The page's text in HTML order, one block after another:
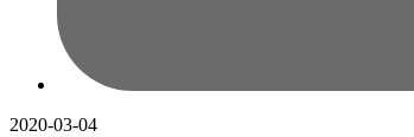
2020-03-04